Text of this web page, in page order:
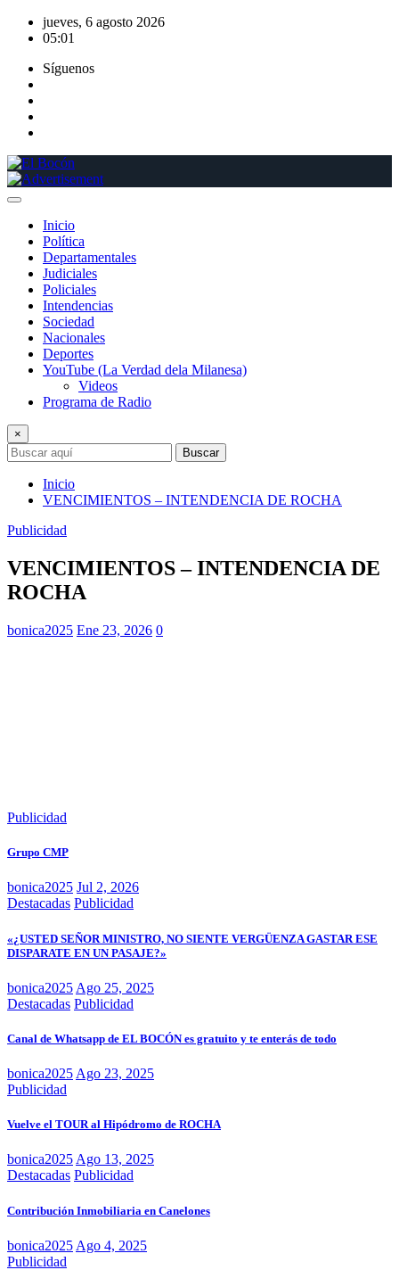
Saltar
jueves, 6 agosto 2026
05:01
Síguenos
Inicio
Política
Departamentales
Judiciales
Policiales
Intendencias
Sociedad
Nacionales
Deportes
YouTube (La Verdad dela Milanesa)
Videos
Programa de Radio
×
Buscar
Inicio
VENCIMIENTOS – INTENDENCIA DE ROCHA
Publicidad
VENCIMIENTOS – INTENDENCIA DE
ROCHA
bonica2025 Ene 23, 2026 0
Publicidad
Grupo CMP
bonica2025 Jul 2, 2026
Destacadas Publicidad
«¿USTED SEÑOR MINISTRO, NO SIENTE VERGÜENZA GASTAR ESE
DISPARATE EN UN PASAJE?»
bonica2025 Ago 25, 2025
Destacadas Publicidad
Canal de Whatsapp de EL BOCÓN es gratuito y te enterás de todo
bonica2025 Ago 23, 2025
Publicidad
Vuelve el TOUR al Hipódromo de ROCHA
bonica2025 Ago 13, 2025
Destacadas Publicidad
Contribución Inmobiliaria en Canelones
bonica2025 Ago 4, 2025
Publicidad